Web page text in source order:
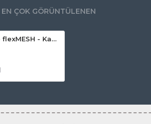
EN ÇOK GÖRÜNTÜLENEN
Wire Optim - flexMESH - Kanthal A1 Mesh Tel | 0.13 Ohm - 10 Adet